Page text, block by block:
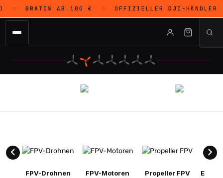
GRATIS AB 100 € ◇ OFFIZIELLER DJI -HÄNDLER ◇
FPV-Drohnen FPV-Motoren Propeller FPV